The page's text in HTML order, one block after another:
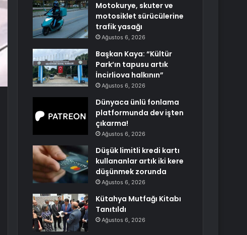
Motokurye, skuter ve
motosiklet sürücülerine
trafik yasağı
Ağustos 6, 2026
Başkan Kaya: “Kültür
Park’ın tapusu artık
İncirliova halkının”
Ağustos 6, 2026
Dünyaca ünlü fonlama
platformunda dev işten
çıkarma!
Ağustos 6, 2026
Düşük limitli kredi kartı
kullananlar artık iki kere
düşünmek zorunda
Ağustos 6, 2026
Kütahya Mutfağı Kitabı
Tanıtıldı
Ağustos 6, 2026